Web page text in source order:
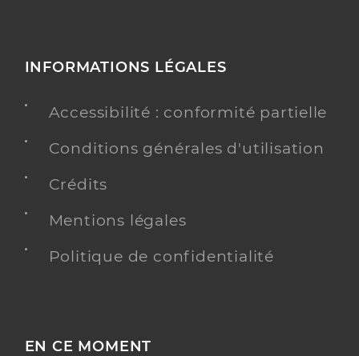
INFORMATIONS LÉGALES
Accessibilité : conformité partielle
Conditions générales d'utilisation
Crédits
Mentions légales
Politique de confidentialité
EN CE MOMENT